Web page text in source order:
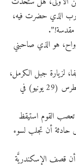
الذي حضرت فيه،
مقدسة!”.
هو الذي صاحبني
لزيارة جبل الكرمل،
من ثمَّ إلى الناصرة، للاحتفال بذكرى عيد القديس بطرس (29 يونيو) في
القوم استيقظ
حادثة أن تجلب لسوء
لنا القبطان أن قصف الإسكندريَّة